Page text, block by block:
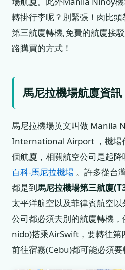
轉掛行李呢？別緊張！肉比
第三航廈轉機,免費的航廈接
路購買的方式！
馬尼拉機場航廈資訊
馬尼拉機場英文叫做 Manila
International Airport ，機場
個航廈，相關航空公司是起
百科-馬尼拉機場 。許多從台
都是到馬尼拉機場第三航廈
太平洋航空以及菲律賓航空
公司都必須去別的航廈轉機
nido)搭乘AirSwift，要轉往第
前往宿霧(Cebu)都可能必須要